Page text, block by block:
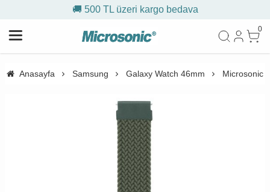
🚚 500 TL üzeri kargo bedava
0
Anasayfa Samsung Galaxy Watch 46mm Microsonic